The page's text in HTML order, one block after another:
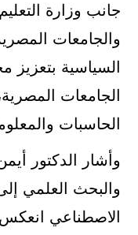
جانب وزارة
والجامعات
السياسية بتعزيز
الجامعات
الحاسبات
وأشار الدكتور
والبحث العلمي
الاصطناعي